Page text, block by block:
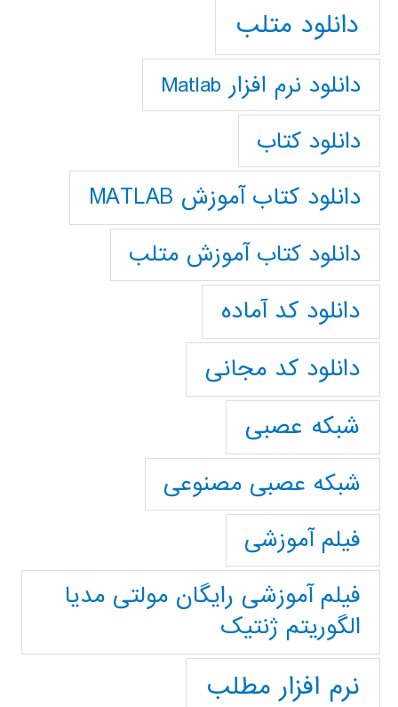
دانلود متلب
دانلود نرم افزار Matlab
دانلود کتاب
دانلود کتاب آموزش MATLAB
دانلود کتاب آموزش متلب
دانلود کد آماده
دانلود کد مجانی
شبکه عصبی
شبکه عصبی مصنوعی
فیلم آموزشی
فیلم آموزشی رایگان مولتی مدیا
الگوریتم ژنتیک
نرم افزار مطلب